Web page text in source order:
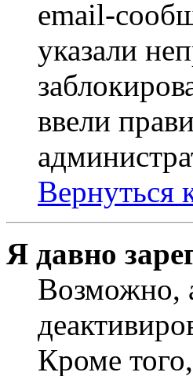
email-
указали
ввели
Вернуться
Я давно
Возможно,
Кроме